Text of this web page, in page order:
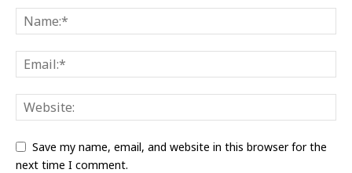
Save my name, email, and website in this browser for the
next time I comment.